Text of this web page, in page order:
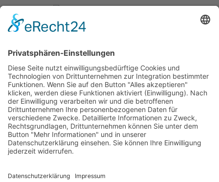
5. WAL-Hackdays: letzte Vorbereitungen für den
„Marktplatz“ & Publikumspreis
Startseite
Allgemeine Informationen
Schulleitung/Verwaltung
Speiseplan